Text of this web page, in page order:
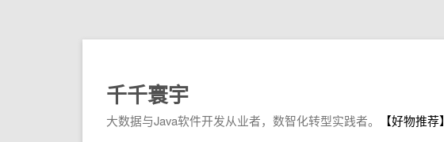
千千寰宇
大数据与Java软件开发从业者，数智化转型实践者。 【好物推荐】